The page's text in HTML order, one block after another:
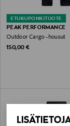
ETUKUPONKITUOTE
PEAK PERFORMANCE
Outdoor Cargo -housut
Original Price
150,00 €